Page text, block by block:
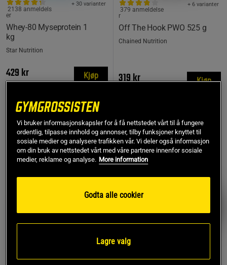
Whey-80 Myseprotein 1
kg
+ 30 varianter
2138 anmeldels
er
Star Nutrition
429 kr Kjøp
Off The Hook PWO 525 g
+ 6 varianter
379 anmeldelse
r
Chained Nutrition
319 kr Kjøp
TOPPSELGERE
PRISFUNN
Vi bruker informasjonskapsler for å få nettstedet vårt til å fungere
ordentlig, tilpasse innhold og annonser, tilby funksjoner knyttet til
sosiale medier og analysere trafikken vår. Vi deler også informasjon
om din bruk av nettstedet vårt med våre partnere innenfor sosiale
medier, reklame og analyse. More information
Godta alle cookier
Lagre valg